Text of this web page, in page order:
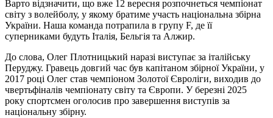
Варто відзначити, що вже 12 вересня розпочнеться чемпіонат
світу з волейболу, у якому братиме участь національна збірна
України. Наша команда потрапила в групу F, де її
суперниками будуть Італія, Бельгія та Алжир.
До слова, Олег Плотницький наразі виступає за італійську
Перуджу. Гравець довгий час був капітаном збірної України, у
2017 році Олег став чемпіоном Золотої Євроліги, виходив до
чвертьфіналів чемпіонату світу та Європи. У березні 2025
року спортсмен оголосив про завершення виступів за
національну збірну.